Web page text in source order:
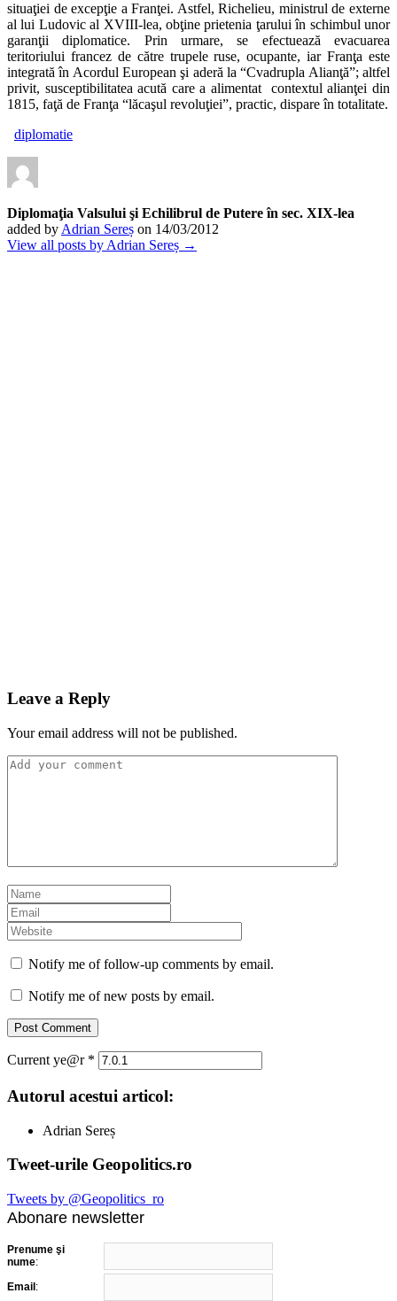
situaţiei de excepţie a Franţei. Astfel, Richelieu, ministrul de externe
al lui Ludovic al XVIII-lea, obţine prietenia ţarului în schimbul unor
garanţii diplomatice. Prin urmare, se efectuează evacuarea
teritoriului francez de către trupele ruse, ocupante, iar Franţa este
integrată în Acordul European şi aderă la “Cvadrupla Alianţă”; altfel
privit, susceptibilitatea acută care a alimentat contextul alianţei din
1815, faţă de Franţa “lăcaşul revoluţiei”, practic, dispare în totalitate.
diplomatie
Diplomaţia Valsului şi Echilibrul de Putere în sec. XIX-lea
added by Adrian Sereș on 14/03/2012
View all posts by Adrian Sereș →
Leave a Reply
Your email address will not be published.
Notify me of follow-up comments by email.
Notify me of new posts by email.
Current ye@r *
Autorul acestui articol:
Adrian Sereș
Tweet-urile Geopolitics.ro
Tweets by @Geopolitics_ro
Abonare newsletter
Prenume şi
nume:
Email :